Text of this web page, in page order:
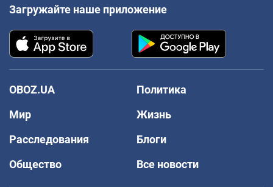
Загружайте наше приложение
OBOZ.UA
Политика
Мир
Жизнь
Расследования
Блоги
Общество
Все новости